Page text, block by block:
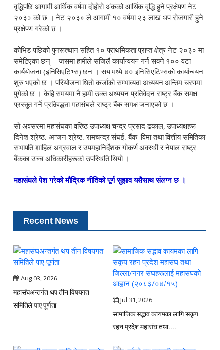
वृद्धिपछि आगामी आर्थिक वर्षमा दोहोरो अंकको आर्थिक वृद्धि हुने प्रक्षेपण नेट
२०३० को छ । नेट २०३० ले आगामी १० वर्षमा २३ लाख थप रोजगारी हुने
प्रक्षेपण गरेको छ ।
कोभिड पछिको पुनरूत्थान सहित १० प्राथमिकता प्राप्त क्षेत्र नेट २०३० मा
समेटिएका छन् । जसमा हामीले सजिलै कार्यान्वयन गर्न सक्ने १०० वटा
कार्ययोजना (इनिसिएटिभ्स) छन । सय मध्ये ४० इनिसिएटिभ्सको कार्यान्वयन
शुरु भएको छ । परियोजना धितो कर्जाको सम्भाव्यता अध्ययन अन्तिम चरणमा
पुगेको छ । केहि समयमा नै हामी उक्त अध्ययन प्रतिवेदन राष्ट्र बैंक समक्ष
प्रस्तुत गर्ने प्रतिवद्धता महासंघले राष्ट्र बैंक समक्ष जनाएको छ ।
सो अवसरमा महासंघका वरिष्ठ उपाध्यक्ष चन्द्र प्रसाद ढकाल, उपाध्यक्षहरू
दिनेश श्रेष्ठ, अन्जन श्रेष्ठ, रामचन्द्र संघई, बैंक, विमा तथा वित्तीय समितिका
सभापति शाहिल अग्रवाल र उपमहानिर्देशक गोकर्ण अवस्थी र नेपाल राष्ट्र
बैंकका उच्च अधिकारीहरूको उपस्थिति थियो ।
महासंघले पेश गरेको मौद्रिक नीतिको पूर्ण सुझाव यसैसाथ संलग्न छ ।
Recent News
Aug 03, 2026
महासंघअन्तर्गत थप तीन विषयगत
समितिले पाए पूर्णता
Jul 31, 2026
सामाजिक सद्भाव कायमका लागि सकृय
रहन प्रदेश महासंघ तथा....